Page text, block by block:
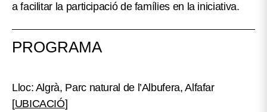
a facilitar la participació de famílies en la iniciativa.
PROGRAMA
Lloc: Algrà, Parc natural de l’Albufera, Alfafar
[UBICACIÓ]